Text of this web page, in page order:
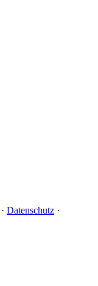
· Datenschutz ·